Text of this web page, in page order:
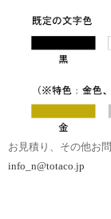
お見積り、その他お
info_n@totaco.jp